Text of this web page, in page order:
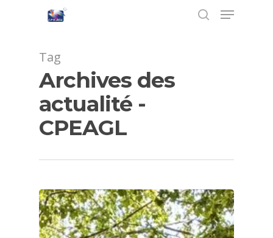
Hit enter to search or ESC to close
Tag
Archives des
actualité -
CPEAGL